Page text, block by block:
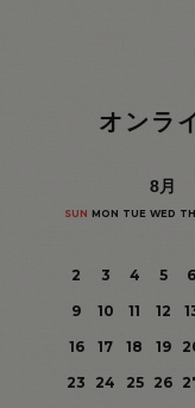
オンラ
8月
SUN MON TUE WED
2
3 4 5 6
9
10 11 12
16
17 18 19
23
24 25 26